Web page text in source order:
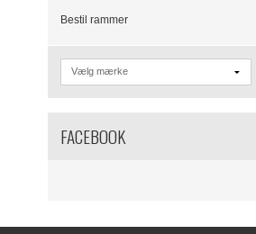
Bestil rammer
FACEBOOK